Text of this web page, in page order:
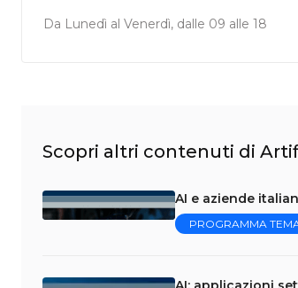
Da Lunedì al Venerdì, dalle 09 alle 18
Scopri altri contenuti di
AI e aziende
PROGRAMMA